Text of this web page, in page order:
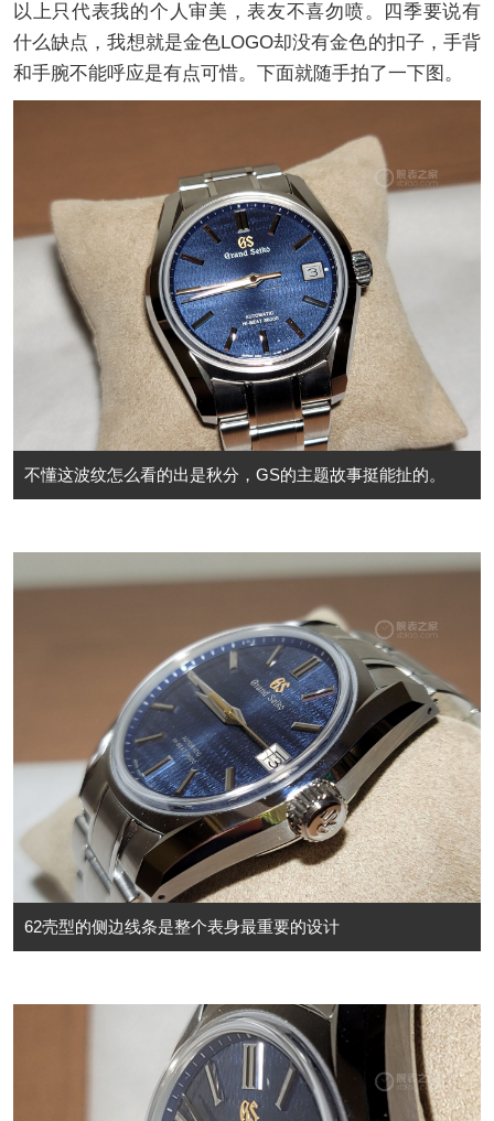
以上只代表我的个人审美，表友不喜勿喷。四季要说有
什么缺点，我想就是金色LOGO却没有金色的扣子，手背
和手腕不能呼应是有点可惜。下面就随手拍了一下图。
不懂这波纹怎么看的出是秋分，GS的主题故事挺能扯的。
62壳型的侧边线条是整个表身最重要的设计